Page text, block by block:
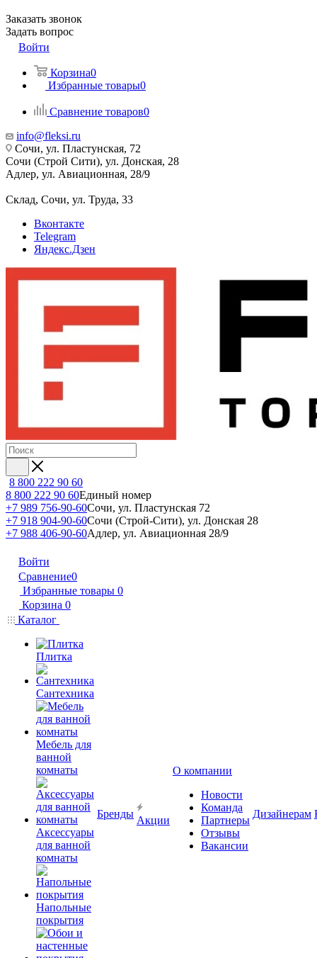
Заказать звонок
Задать вопрос
Войти
Корзина0
Избранные товары0
Сравнение товаров0
info@fleksi.ru
Сочи, ул. Пластунская, 72
Сочи (Строй Сити), ул. Донская, 28
Адлер, ул. Авиационная, 28/9
Склад, Сочи, ул. Труда, 33
Вконтакте
Telegram
Яндекс.Дзен
8 800 222 90 60
8 800 222 90 60Единый номер
+7 989 756-90-60Сочи, ул. Пластунская 72
+7 918 904-90-60Сочи (Строй-Сити), ул. Донская 28
+7 988 406-90-60Адлер, ул. Авиационная 28/9
Войти
Сравнение0
Избранные товары 0
Корзина 0
Каталог
Плитка
Сантехника
Мебель для
ванной
комнаты
Аксессуары
для ванной
комнаты
Напольные
покрытия
Бренды
Акции
О компании
Новости
Команда
Партнеры
Отзывы
Вакансии
Дизайнерам